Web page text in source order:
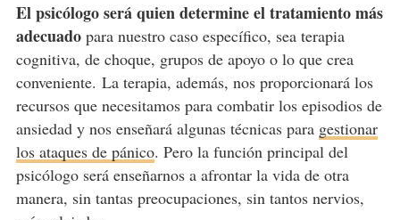
El psicólogo será quien determine el tratamiento más
adecuadopara nuestro caso específico, sea terapia
cognitiva, de choque, grupos de apoyo o lo que crea
conveniente. La terapia, además, nos proporcionará los
recursos que necesitamos para combatir los episodios de
ansiedad y nos enseñará algunas técnicas para gestionar
los ataques de pánico. Pero la función principal del
psicólogo será enseñarnos a afrontar la vida de otra
manera, sin tantas preocupaciones, sin tantos nervios,